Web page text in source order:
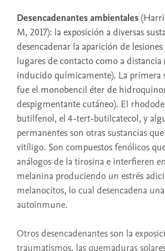
Desencadenantes ambientales
M, 2017): la exposición a diversas
desencadenar la aparición de
lugares de contacto como a
inducido químicamente). La primera
fue el monobencil éter de
despigmentante cutáneo). El
butilfenol, el 4-tert-butilcatecol, y
permanentes son otras sustancias
vitíligo. Son compuestos fenólicos
análogos de la tirosina e interfieren
melanina produciendo un estrés
melanocitos, lo cual desencadena
autoinmune.
Otros desencadenantes son la
traumatismos, las quemaduras